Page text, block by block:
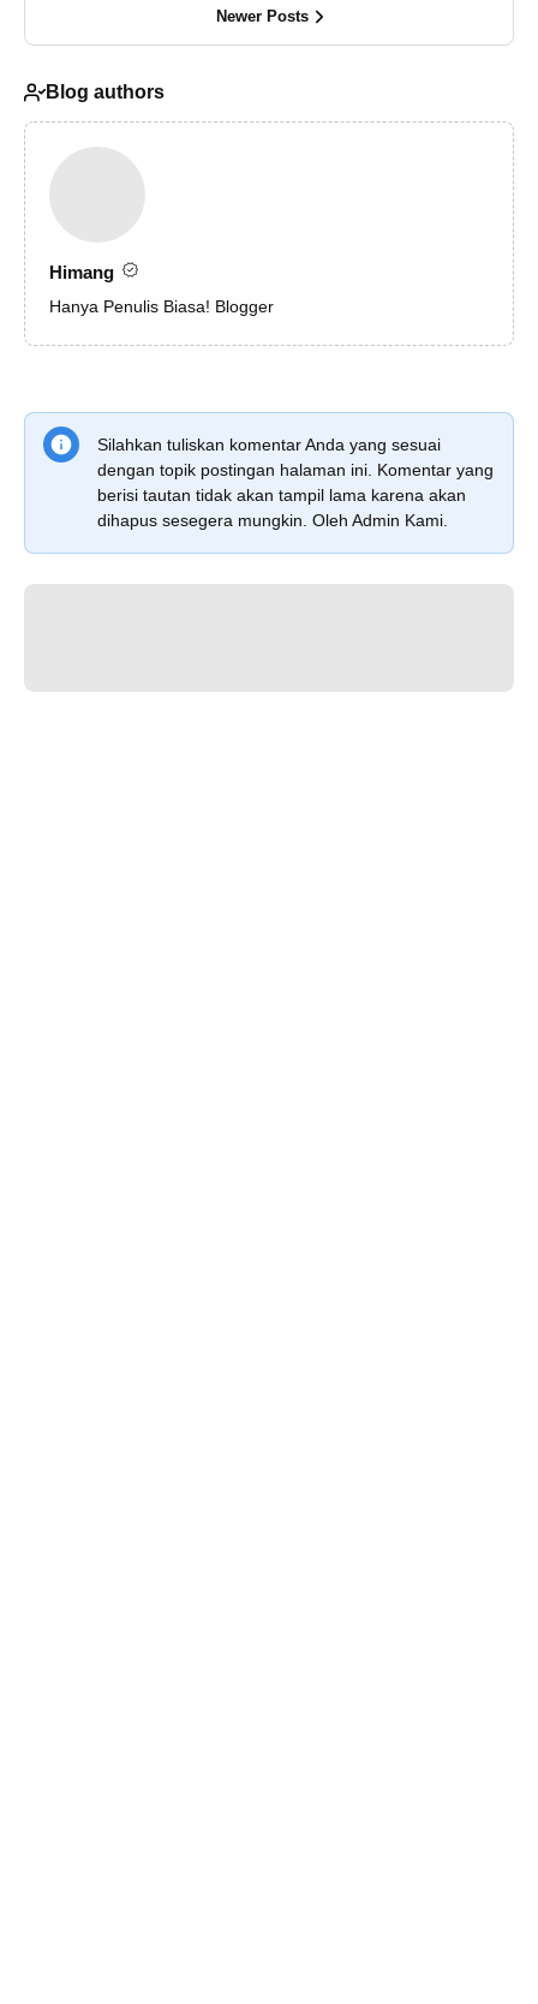
Newer Posts
Blog authors
Himang
Hanya Penulis Biasa! Blogger
Silahkan tuliskan komentar Anda yang sesuai
dengan topik postingan halaman ini. Komentar yang
berisi tautan tidak akan tampil lama karena akan
dihapus sesegera mungkin. Oleh Admin Kami.